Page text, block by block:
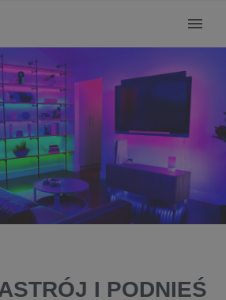
I PODNIEŚ